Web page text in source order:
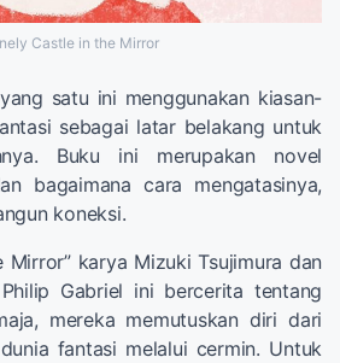
Castle in the Mirror
satu ini menggunakan kiasan-
sebagai latar belakang untuk
Buku ini merupakan novel
bagaimana cara mengatasinya,
koneksi.
Mirror” karya Mizuki Tsujimura dan
Gabriel ini bercerita tentang
mereka memutuskan diri dari
fantasi melalui cermin. Untuk